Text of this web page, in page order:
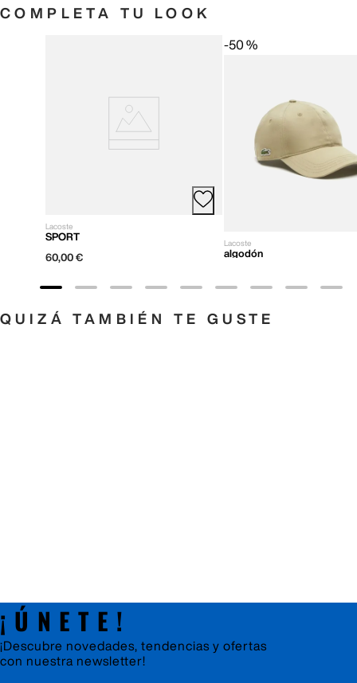
COMPLETA TU LOOK
Lacoste
SPORT
60,00 €
-50 %
Lacoste
algodón
QUIZÁ TAMBIÉN TE GUSTE
¡ÚNETE!
¡Descubre novedades, tendencias y ofertas
con nuestra newsletter!